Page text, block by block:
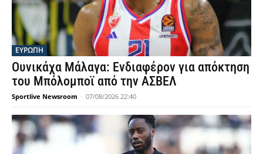
ΕΥΡΩΠΗ
Ουνικάχα Μάλαγα: Ενδιαφέρον για απόκτηση
του Μπόλομποϊ από την ΑΣΒΕΛ
Sportlive Newsroom - 07/08/2026 22:40